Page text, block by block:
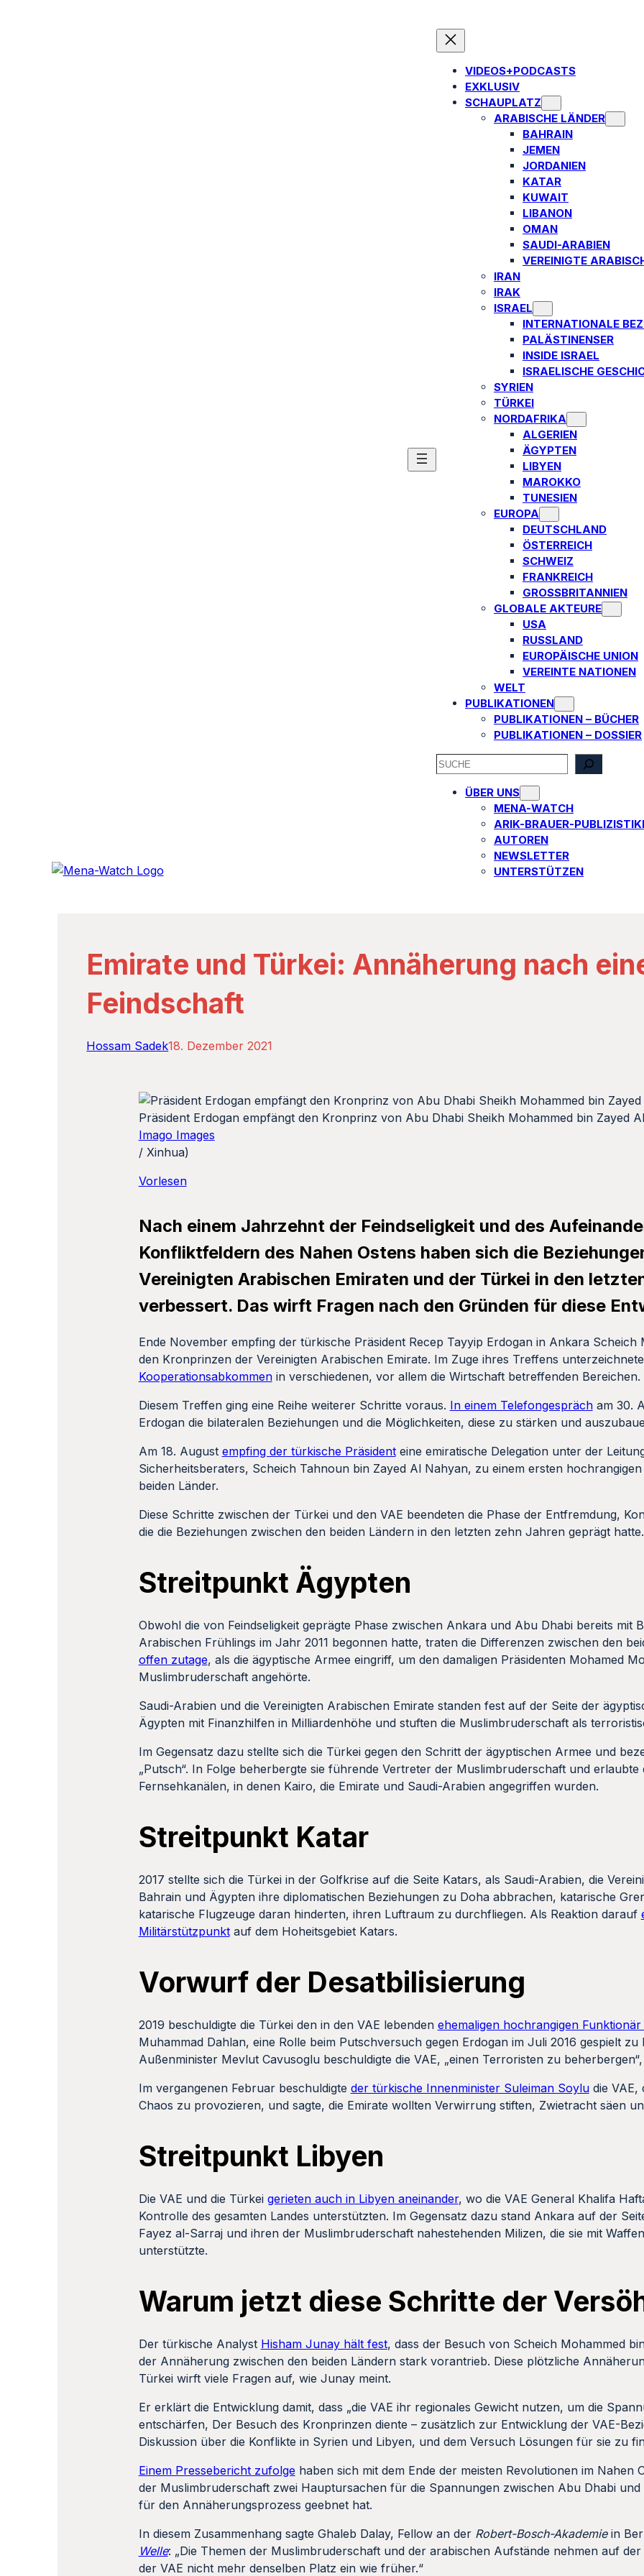
VIDEOS+PODCASTS
EXKLUSIV
SCHAUPLATZ
ARABISCHE LÄNDER
BAHRAIN
JEMEN
JORDANIEN
KATAR
KUWAIT
LIBANON
OMAN
SAUDI-ARABIEN
VEREINIGTE
IRAN
IRAK
ISRAEL
INTERNATIONALE
PALÄSTINENSER
INSIDE ISRAEL
ISRAELISCHE
SYRIEN
TÜRKEI
NORDAFRIKA
ALGERIEN
ÄGYPTEN
LIBYEN
MAROKKO
TUNESIEN
EUROPA
DEUTSCHLAND
ÖSTERREICH
SCHWEIZ
FRANKREICH
GROSSBRITANNIEN
GLOBALE AKTEURE
USA
RUSSLAND
EUROPÄISCHE UNION
VEREINTE NATIONEN
WELT
PUBLIKATIONEN
PUBLIKATIONEN – BÜCHER
PUBLIKATIONEN – DOSSIER
SEARCH
ÜBER UNS
MENA-WATCH
ARIK-BRAUER-
AUTOREN​
NEWSLETTER
UNTERSTÜTZEN
Emirate und Türkei: Annäherung nach
Feindschaft
Hossam Sadek18. Dezember 2021
Präsident Erdogan empfängt den Kronprinz von Abu Dhabi Sheikh Mohammed bin Zayed
Imago Images
/ Xinhua)
Vorlesen
Nach einem Jahrzehnt der Feindseligkeit und des
Konfliktfeldern des Nahen Ostens haben sich die
Vereinigten Arabischen Emiraten und der Türkei in den
verbessert. Das wirft Fragen nach den Gründen für diese
Ende November empfing der türkische Präsident Recep Tayyip Erdogan in Ankara Scheich
den Kronprinzen der Vereinigten Arabischen Emirate. Im Zuge ihres Treffens
Kooperationsabkommenin verschiedenen, vor allem die Wirtschaft betreffenden Bereichen.
Diesem Treffen ging eine Reihe weiterer Schritte voraus. In einem Telefongesprächam 30.
Erdogan die bilateralen Beziehungen und die Möglichkeiten, diese zu stärken und
Am 18. August empfing der türkische Präsidenteine emiratische Delegation unter der
Sicherheitsberaters, Scheich Tahnoun bin Zayed Al Nahyan, zu einem ersten
beiden Länder.
Diese Schritte zwischen der Türkei und den VAE beendeten die Phase der Entfremdung,
die die Beziehungen zwischen den beiden Ländern in den letzten zehn Jahren geprägt hatte.
Streitpunkt Ägypten
Obwohl die von Feindseligkeit geprägte Phase zwischen Ankara und Abu Dhabi bereits mit
Arabischen Frühlings im Jahr 2011 begonnen hatte, traten die Differenzen zwischen den
offen zutage, als die ägyptische Armee eingriff, um den damaligen Präsidenten Mohamed
Muslimbruderschaft angehörte.
Saudi-Arabien und die Vereinigten Arabischen Emirate standen fest auf der Seite der
Ägypten mit Finanzhilfen in Milliardenhöhe und stuften die Muslimbruderschaft als
Im Gegensatz dazu stellte sich die Türkei gegen den Schritt der ägyptischen Armee und
„Putsch“. In Folge beherbergte sie führende Vertreter der Muslimbruderschaft und erlaubte
Fernsehkanälen, in denen Kairo, die Emirate und Saudi-Arabien angegriffen wurden.
Streitpunkt Katar
2017 stellte sich die Türkei in der Golfkrise auf die Seite Katars, als Saudi-Arabien, die
Bahrain und Ägypten ihre diplomatischen Beziehungen zu Doha abbrachen, katarische
katarische Flugzeuge daran hinderten, ihren Luftraum zu durchfliegen. Als Reaktion darauf
Militärstützpunktauf dem Hoheitsgebiet Katars.
Vorwurf der Desatbilisierung
2019 beschuldigte die Türkei den in den VAE lebenden ehemaligen hochrangigen
Muhammad Dahlan, eine Rolle beim Putschversuch gegen Erdogan im Juli 2016 gespielt
Außenminister Mevlut Cavusoglu beschuldigte die VAE, „einen Terroristen zu
Im vergangenen Februar beschuldigte der türkische Innenminister Suleiman Soyludie VAE,
Chaos zu provozieren, und sagte, die Emirate wollten Verwirrung stiften, Zwietracht säen
Streitpunkt Libyen
Die VAE und die Türkei gerieten auch in Libyen aneinander, wo die VAE General Khalifa
Kontrolle des gesamten Landes unterstützten. Im Gegensatz dazu stand Ankara auf der
Fayez al-Sarraj und ihren der Muslimbruderschaft nahestehenden Milizen, die sie mit
unterstützte.
Warum jetzt diese Schritte der
Der türkische Analyst Hisham Junay hält fest, dass der Besuch von Scheich Mohammed
der Annäherung zwischen den beiden Ländern stark vorantrieb. Diese plötzliche
Türkei wirft viele Fragen auf, wie Junay meint.
Er erklärt die Entwicklung damit, dass „die VAE ihr regionales Gewicht nutzen, um die
entschärfen, Der Besuch des Kronprinzen diente – zusätzlich zur Entwicklung der VAE-
Diskussion über die Konflikte in Syrien und Libyen, und dem Versuch Lösungen für sie zu
Einem Pressebericht zufolge haben sich mit dem Ende der meisten Revolutionen im Nahen
der Muslimbruderschaft zwei Hauptursachen für die Spannungen zwischen Abu Dhabi
für den Annäherungsprozess geebnet hat.
In diesem Zusammenhang sagte Ghaleb Dalay, Fellow an der Robert-Bosch-Akademiein
Welle: „Die Themen der Muslimbruderschaft und der arabischen Aufstände nehmen auf
der VAE nicht mehr denselben Platz ein wie früher.“